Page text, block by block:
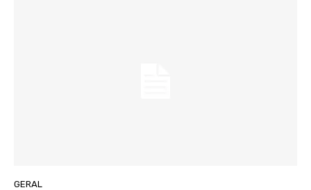
GERAL